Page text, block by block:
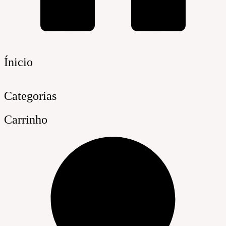
Ínicio
Categorias
Carrinho